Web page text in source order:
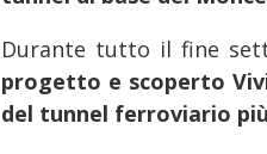
Durante tutto il fine
progetto e scoperto
del tunnel ferroviario